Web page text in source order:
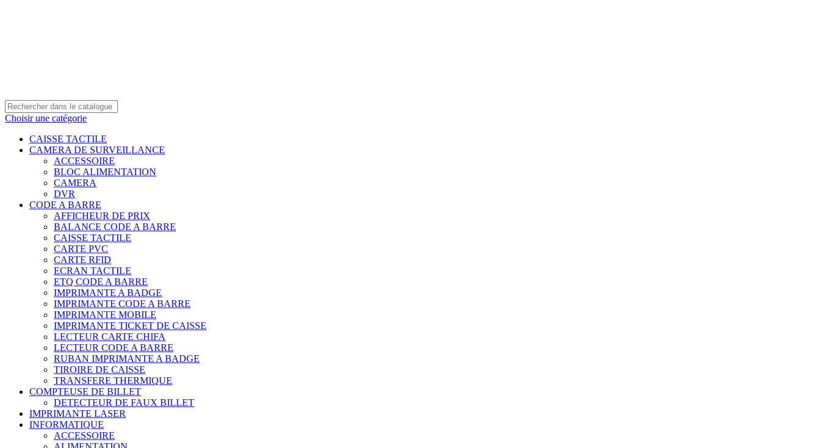
Choisir une catégorie
CAISSE TACTILE
CAMERA DE SURVEILLANCE
ACCESSOIRE
BLOC ALIMENTATION
CAMERA
DVR
CODE A BARRE
AFFICHEUR DE PRIX
BALANCE CODE A BARRE
CAISSE TACTILE
CARTE PVC
CARTE RFID
ECRAN TACTILE
ETQ CODE A BARRE
IMPRIMANTE A BADGE
IMPRIMANTE CODE A BARRE
IMPRIMANTE MOBILE
IMPRIMANTE TICKET DE CAISSE
LECTEUR CARTE CHIFA
LECTEUR CODE A BARRE
RUBAN IMPRIMANTE A BADGE
TIROIRE DE CAISSE
TRANSFERE THERMIQUE
COMPTEUSE DE BILLET
DETECTEUR DE FAUX BILLET
IMPRIMANTE LASER
INFORMATIQUE
ACCESSOIRE